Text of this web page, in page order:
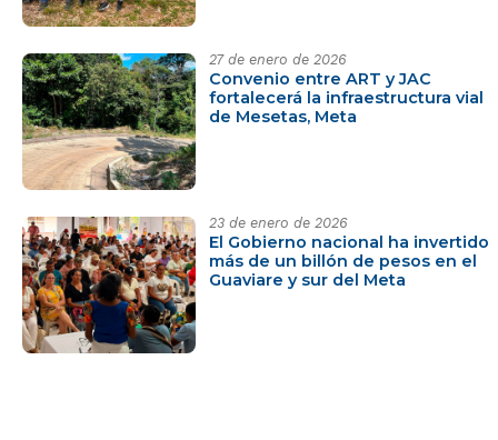
27 de enero de 2026
Convenio entre ART y JAC
fortalecerá la infraestructura vial
de Mesetas, Meta
23 de enero de 2026
El Gobierno nacional ha invertido
más de un billón de pesos en el
Guaviare y sur del Meta